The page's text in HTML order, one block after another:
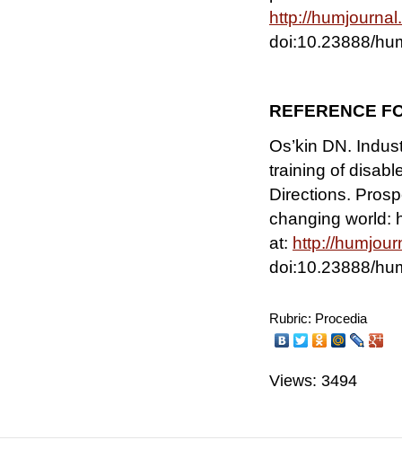
http://
doi:10.23888/
REFERENCE
Os’kin DN.
training of
Directions.
changing world:
at: http://
doi:10.23888/
Rubric: Procedia
Views: 3494